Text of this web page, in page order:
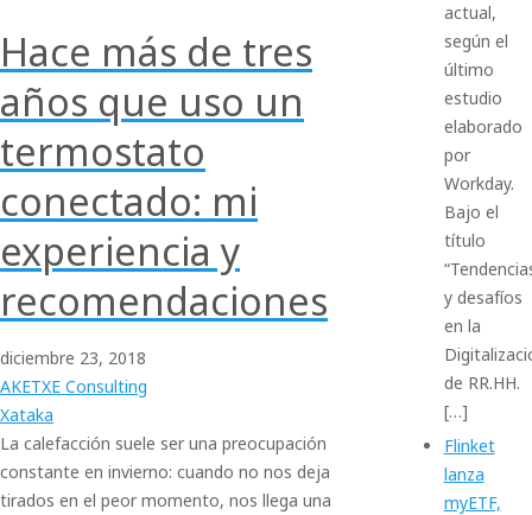
Hace más de tres
años que uso un
termostato
conectado: mi
experiencia y
recomendaciones
diciembre 23, 2018
AKETXE Consulting
Xataka
La calefacción suele ser una preocupación
constante en invierno: cuando no nos deja
tirados en el peor momento, nos llega una
actual,
según el
último
estudio
elaborado
por
Workday.
Bajo el
título
y desafíos
en la
de RR.HH.
[…]
Flinket
lanza
myETF,